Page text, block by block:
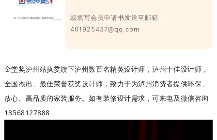
或填写会员申请书发送至邮箱
401925437@qq.com
金堂奖泸州站执委旗下泸州数百名精英设计师，泸州十佳设计师，
全国杰出、最佳荣誉获奖设计师，致力于为泸州消费者提供环保、
放心、高品质的家装服务。如有装修设计需求，可来电及微信咨询
13568127888